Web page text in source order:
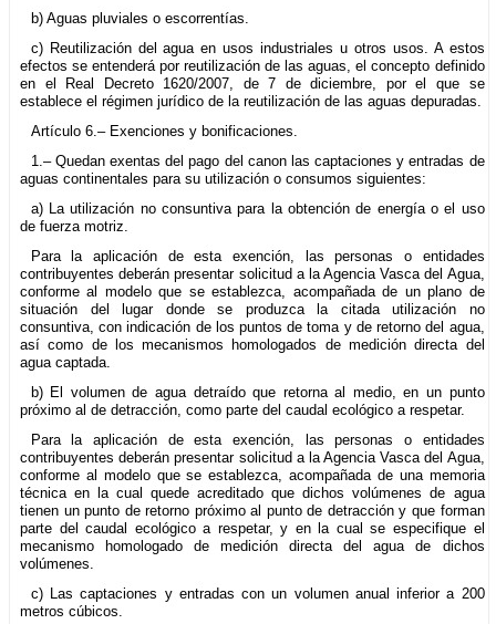
b) Aguas pluviales o escorrentías.
c) Reutilización del agua en usos industriales u otros usos. A estos
efectos se entenderá por reutilización de las aguas, el concepto definido
en el Real Decreto 1620/2007, de 7 de diciembre, por el que se
establece el régimen jurídico de la reutilización de las aguas depuradas.
Artículo 6.– Exenciones y bonificaciones.
1.– Quedan exentas del pago del canon las captaciones y entradas de
aguas continentales para su utilización o consumos siguientes:
a) La utilización no consuntiva para la obtención de energía o el uso
de fuerza motriz.
Para la aplicación de esta exención, las personas o entidades
contribuyentes deberán presentar solicitud a la Agencia Vasca del Agua,
conforme al modelo que se establezca, acompañada de un plano de
situación del lugar donde se produzca la citada utilización no
consuntiva, con indicación de los puntos de toma y de retorno del agua,
así como de los mecanismos homologados de medición directa del
agua captada.
b) El volumen de agua detraído que retorna al medio, en un punto
próximo al de detracción, como parte del caudal ecológico a respetar.
Para la aplicación de esta exención, las personas o entidades
contribuyentes deberán presentar solicitud a la Agencia Vasca del Agua,
conforme al modelo que se establezca, acompañada de una memoria
técnica en la cual quede acreditado que dichos volúmenes de agua
tienen un punto de retorno próximo al punto de detracción y que forman
parte del caudal ecológico a respetar, y en la cual se especifique el
mecanismo homologado de medición directa del agua de dichos
volúmenes.
c) Las captaciones y entradas con un volumen anual inferior a 200
metros cúbicos.